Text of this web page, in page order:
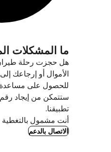
ما المشكلات
هل حجزت رحلة طيران
الأموال أو إرجاعك
للحصول على مساعدة
ستتمكن من إيجاد رقم
تطبيقنا.
أنت مشمول بالتغطية
الاتصال بالدعم